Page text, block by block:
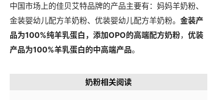
中国市场上的佳贝艾特品牌的产品主要有：妈妈羊奶粉、
金装婴幼儿配方羊奶粉、优装婴幼儿配方羊奶粉。 金装产
品为100%纯羊乳蛋白，添加OPO的高端配方奶粉， 优装
产品为100%羊乳蛋白的中高端产品。
奶粉相关阅读